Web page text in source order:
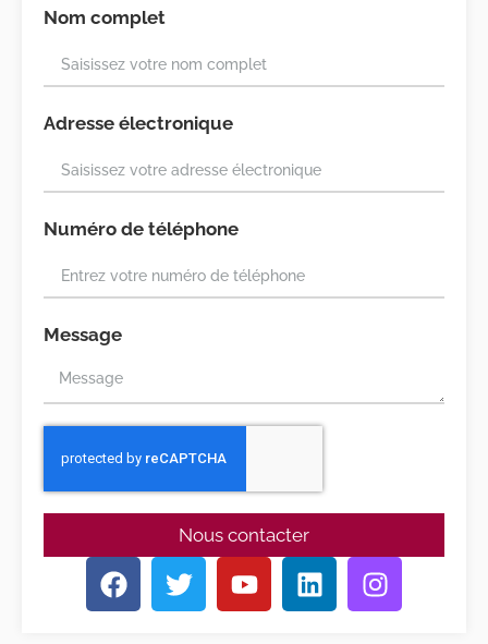
Nom complet
Adresse électronique
Numéro de téléphone
Message
Nous contacter